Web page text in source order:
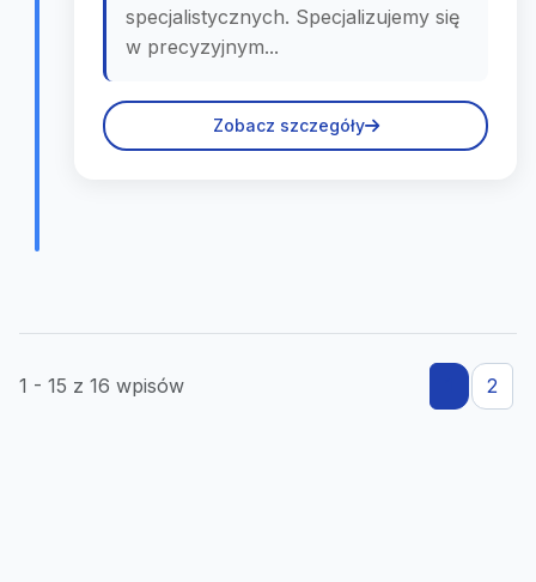
specjalistycznych. Specjalizujemy się
w precyzyjnym...
Zobacz szczegóły
1 - 15 z 16 wpisów 2